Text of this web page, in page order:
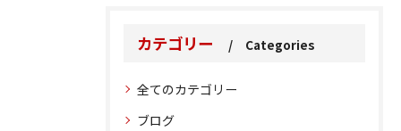
カテゴリー Categories
全てのカテゴリー
ブログ